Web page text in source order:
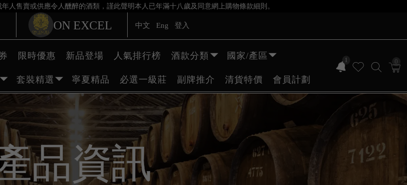
人售賣或供應令人醺醉的酒類，謹此聲明本人已年滿十八歲及同意網上購物條款細則。
ON EXCEL 中文 Eng 登入
1 0
限時優惠 新品登場 人氣排行榜 酒款分類 國家/產區
套裝精選 寧夏精品 必選一級莊 副牌推介 清貨特價 會員計劃
品資訊